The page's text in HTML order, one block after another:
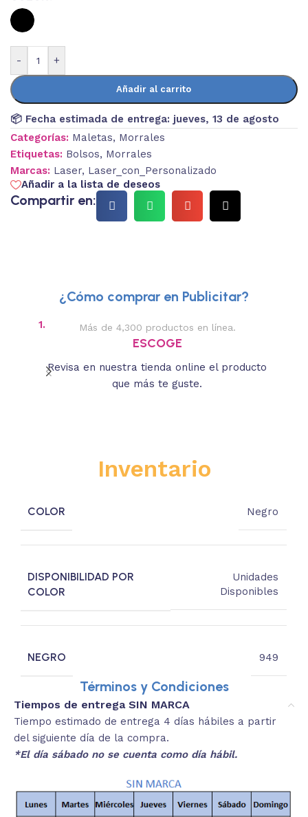
- +
Añadir al carrito
📦 Fecha estimada de entrega: jueves, 13 de agosto
Categorías: Maletas, Morrales
Etiquetas: Bolsos, Morrales
Marcas: Laser, Laser_con_Personalizado
Añadir a la lista de deseos
Compartir en:
¿Cómo comprar en Publicitar?
1. Más de 4,300 productos en línea.
ESCOGE
Revisa en nuestra tienda online el producto
que más te guste.
Inventario
COLOR Negro
DISPONIBILIDAD POR
COLOR
Unidades
Disponibles
NEGRO 949
Términos y Condiciones
Tiempos de entrega SIN MARCA
Tiempo estimado de entrega 4 días hábiles a partir
del siguiente día de la compra.
*El día sábado no se cuenta como día hábil.